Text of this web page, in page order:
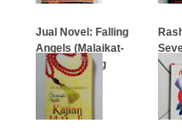
Jual Novel: Falling
Angels (Malaikat-
Malaikat Yang
Runtuh)
…